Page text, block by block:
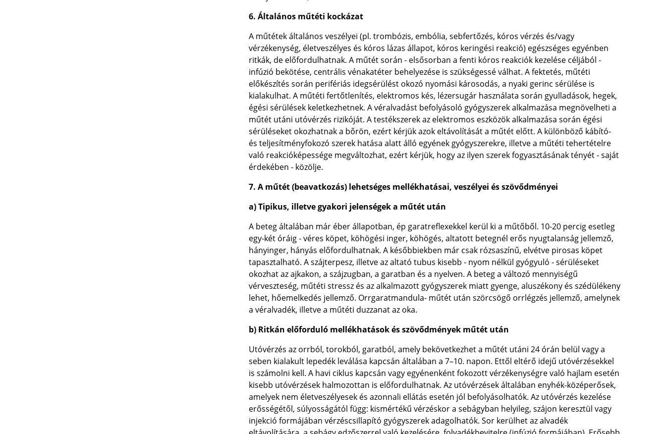
6. Általános műtéti kockázat
A műtétek általános veszélyei (pl. trombózis, embólia, sebfertőzés, kóros vérzés és/vagy
vérzékenység, életveszélyes és kóros lázas állapot, kóros keringési reakció) egészséges egyénben
ritkák, de előfordulhatnak. A műtét során - elsősorban a fenti kóros reakciók kezelése céljából -
infúzió bekötése, centrális vénakatéter behelyezése is szükségessé válhat. A fektetés, műtéti
előkészítés során perifériás idegsérülést okozó nyomási károsodás, a nyaki gerinc sérülése is
kialakulhat. A műtéti fertőtlenítés, elektromos kés, lézersugár használata során gyulladások, hegek,
égési sérülések keletkezhetnek. A véralvadást befolyásoló gyógyszerek alkalmazása megnövelheti a
műtét utáni utóvérzés rizikóját. A testékszerek az elektromos eszközök alkalmazása során égési
sérüléseket okozhatnak a bőrön, ezért kérjük azok eltávolítását a műtét előtt. A különböző kábító-
és teljesítményfokozó szerek hatása alatt álló egyének gyógyszerekre, illetve a műtéti tehertételre
való reakcióképessége megváltozhat, ezért kérjük, hogy az ilyen szerek fogyasztásának tényét - saját
érdekében - közölje.
7. A műtét (beavatkozás) lehetséges mellékhatásai, veszélyei és szövődményei
a) Tipikus, illetve gyakori jelenségek a műtét után
A beteg általában már éber állapotban, ép garatreflexekkel kerül ki a műtőből. 10-20 percig esetleg
egy-két óráig - véres köpet, köhögési inger, köhögés, altatott betegnél erős nyugtalanság jellemző,
hányinger, hányás előfordulhatnak. A későbbiekben már csak rózsaszínű, elvétve pirosas köpet
tapasztalható. A szájterpesz, illetve az altató tubus kisebb - nyom nélkül gyógyuló - sérüléseket
okozhat az ajkakon, a szájzugban, a garatban és a nyelven. A beteg a változó mennyiségű
vérveszteség, műtéti stressz és az alkalmazott gyógyszerek miatt gyenge, aluszékony és szédülékeny
lehet, hőemelkedés jellemző. Orrgaratmandula- műtét után szörcsögő orrlégzés jellemző, amelynek
a véralvadék, illetve a műtéti duzzanat az oka.
b) Ritkán előforduló mellékhatások és szövődmények műtét után
Utóvérzés az orrból, torokból, garatból, amely bekövetkezhet a műtét utáni 24 órán belül vagy a
seben kialakult lepedék leválása kapcsán általában a 7–10. napon. Ettől eltérő idejű utóvérzésekkel
is számolni kell. A havi ciklus kapcsán vagy egyénenként fokozott vérzékenységre való hajlam esetén
kisebb utóvérzések halmozottan is előfordulhatnak. Az utóvérzések általában enyhék-középerősek,
amelyek nem életveszélyesek és azonnali ellátás esetén jól befolyásolhatók. Az utóvérzés kezelése
erősségétől, súlyosságától függ: kismértékű vérzéskor a sebágyban helyileg, szájon keresztül vagy
injekció formájában vérzéscsillapító gyógyszerek adagolhatók. Sor kerülhet az alvadék